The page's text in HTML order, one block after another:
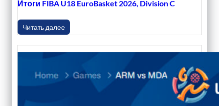
Итоги FIBA U18 EuroBasket 2026, Division C
Читать далее